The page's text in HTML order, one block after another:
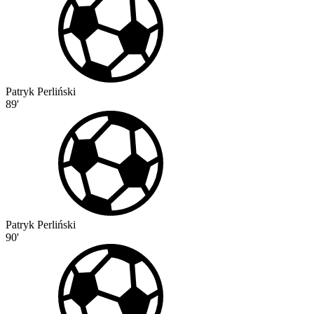
Patryk Perliński
89'
Patryk Perliński
90'